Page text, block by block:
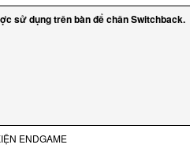
sử dụng trên bàn để chân Switchback.
ENDGAME